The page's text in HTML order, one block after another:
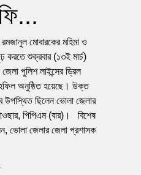
মোবারকের মহিমা ও
শুক্রবার (১৩ই মার্চ)
পুলিশ লাইন্সের ড্রিল
অনুষ্ঠিত হয়েছে। উক্ত
উপস্থিত ছিলেন ভোলা জেলার
পিপিএম (বার)। বিশেষ
ভোলা জেলার জেলা প্রশাসক